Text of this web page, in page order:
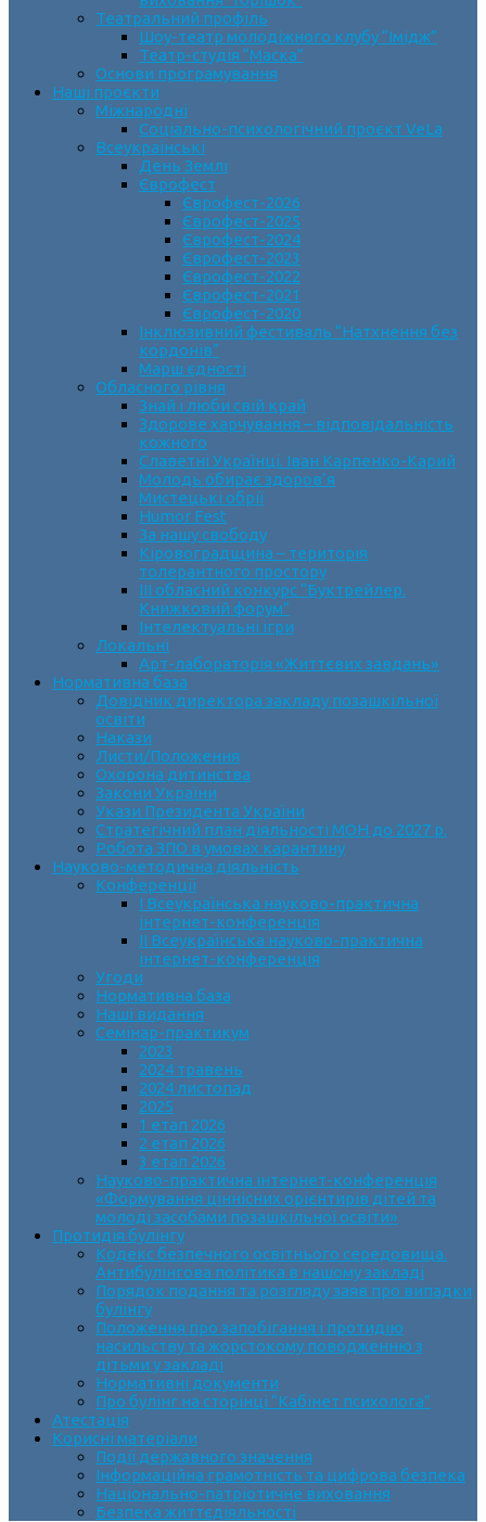
Театральний профіль
Шоу-театр молодіжного клубу “Імідж”
Театр-студія “Маска”
Основи програмування
Наші проєкти
Міжнародні
Соціально-психологічний проєкт VeLa
Всеукраїнські
День Землі
Єврофест
Єврофест-2026
Єврофест-2025
Єврофест-2024
Єврофест-2023
Єврофест-2022
Єврофест-2021
Єврофест-2020
Інклюзивний фестиваль “Натхнення без
кордонів”
Марш єдності
Обласного рівня
Знай і люби свій край
Здорове харчування – відповідальність
кожного
Славетні Українці. Іван Карпенко-Карий
Молодь обирає здоров’я
Мистецькі обрії
Humor Fest
За нашу свободу
Кіровоградщина – територія
толерантного простору
ІII обласний конкурс “Буктрейлер.
Книжковий форум”
Інтелектуальні ігри
Локальні
Арт-лабораторія «Життєвих завдань»
Нормативна база
Довідник директора закладу позашкільної
освіти
Накази
Листи/Положення
Охорона дитинства
Закони України
Укази Президента України
Стратегічний план діяльності МОН до 2027 р.
Робота ЗПО в умовах карантину
Науково-методична діяльність
Конференції
І Всеукраїнська науково-практична
інтернет-конференція
ІІ Всеукраїнська науково-практична
інтернет-конференція
Угоди
Нормативна база
Наші видання
Семінар-практикум
2023
2024 травень
2024 листопад
2025
1 етап 2026
2 етап 2026
3 етап 2026
Науково-практична інтернет-конференція
«Формування ціннісних орієнтирів дітей та
молоді засобами позашкільної освіти»
Протидія булінгу
Кодекс безпечного освітнього середовища.
Антибулінгова політика в нашому закладі
Порядок подання та розгляду заяв про випадки
булінгу
Положення про запобігання і протидію
насильству та жорстокому поводженню з
дітьми у закладі
Нормативні документи
Про булінг на сторінці “Кабінет психолога”
Атестація
Корисні матеріали
Події державного значення
Інформаційна грамотність та цифрова безпека
Національно-патріотичне виховання
Безпека життєдіяльності